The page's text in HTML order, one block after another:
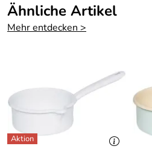
Ähnliche Artikel
Mehr entdecken >